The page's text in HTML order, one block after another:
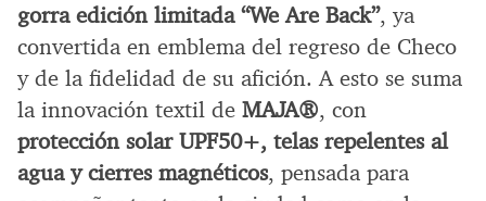
gorra edición limitada “We Are Back”, ya
convertida en emblema del regreso de Checo
y de la fidelidad de su afición. A esto se suma
la innovación textil de MAJA®, con
protección solar UPF50+, telas repelentes al
agua y cierres magnéticos, pensada para